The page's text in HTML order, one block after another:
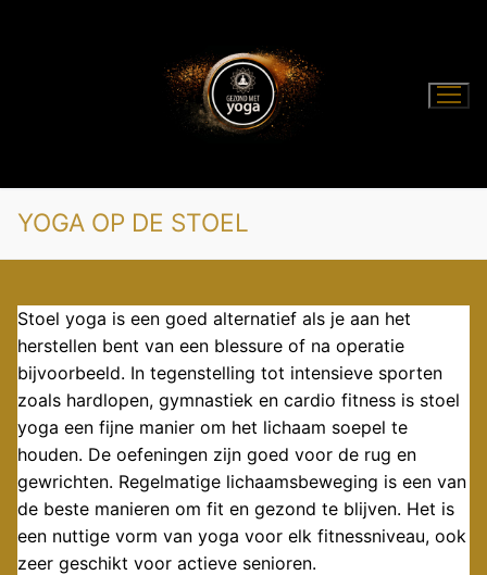
YOGA OP DE STOEL
Stoel yoga is een goed alternatief als je aan het
herstellen bent van een blessure of na operatie
bijvoorbeeld. In tegenstelling tot intensieve sporten
zoals hardlopen, gymnastiek en cardio fitness is stoel
yoga een fijne manier om het lichaam soepel te
houden. De oefeningen zijn goed voor de rug en
gewrichten. Regelmatige lichaamsbeweging is een van
de beste manieren om fit en gezond te blijven. Het is
een nuttige vorm van yoga voor elk fitnessniveau, ook
zeer geschikt voor actieve senioren.